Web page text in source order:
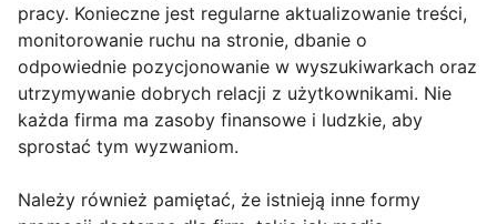
pracy. Konieczne jest regularne aktualizowanie treści,
monitorowanie ruchu na stronie, dbanie o
odpowiednie pozycjonowanie w wyszukiwarkach oraz
utrzymywanie dobrych relacji z użytkownikami. Nie
każda firma ma zasoby finansowe i ludzkie, aby
sprostać tym wyzwaniom.
Należy również pamiętać, że istnieją inne formy